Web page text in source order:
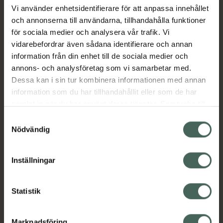
Vi använder enhetsidentifierare för att anpassa innehållet
och annonserna till användarna, tillhandahålla funktioner
för sociala medier och analysera vår trafik. Vi
vidarebefordrar även sådana identifierare och annan
information från din enhet till de sociala medier och
annons- och analysföretag som vi samarbetar med.
Dessa kan i sin tur kombinera informationen med annan
information som du har tillhandahållit eller som de har
återkalla ditt samtycke via webbplatsens
cookieinställningar. Ett återkallat samtycke påverkar inte
lagligheten av behandling som skett innan återkallelsen.
Nödvändig
Inställningar
Statistik
AnsiktskrämAnsiktsvårdBodylotion
HudbesvärHudbesvärHudvårdKroppsvård
Skadad och irriterad hud
Skadad och irriterad hudTorr hudTorr hud
Innehåll Visa
Upptäck flera produkter inom